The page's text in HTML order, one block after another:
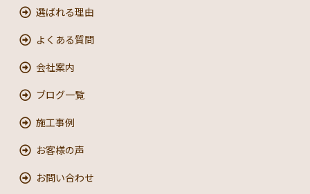
選ばれる理由
よくある質問
会社案内
ブログ一覧
施工事例
お客様の声
お問い合わせ